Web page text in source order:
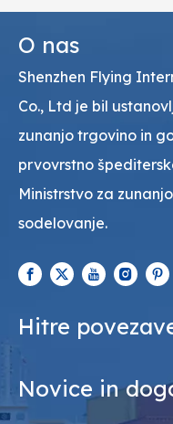
tovornega prometa
O nas
Shenzhen Flying
Co., Ltd je bil
zunanjo trgovino in
prvovrstno
Ministrstvo za
sodelovanje.
Hitre
Novice in